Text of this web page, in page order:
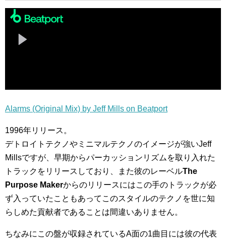
Alarms (Original Mix) by Jeff Mills on Beatport
1996年リリース。
デトロイトテクノやミニマルテクノのイメージが強いJeff
Millsですが、早期からパーカッションリズムを取り入れた
トラックをリリースしており、また彼のレーベルThe
Purpose Makerからのリリースにはこの手のトラックが必
ず入っていたこともあってこのスタイルのテクノを世に知
らしめた貢献者であることは間違いありません。
ちなみにこの盤が収録されているA面の1曲目には彼の代表